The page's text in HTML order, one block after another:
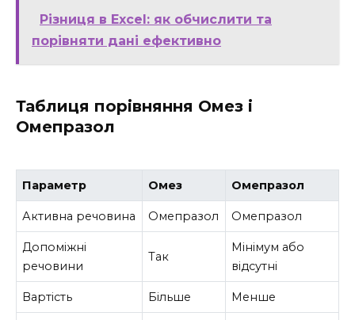
Різниця в Excel: як обчислити та
порівняти дані ефективно
Таблиця порівняння Омез і
Омепразол
Параметр Омез Омепразол
Активна речовина Омепразол Омепразол
Допоміжні
речовини
Так
Мінімум або
відсутні
Вартість Більше Менше